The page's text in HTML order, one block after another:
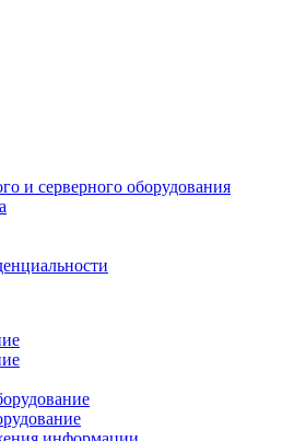
и серверного оборудования